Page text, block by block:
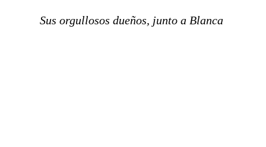
Sus orgullosos dueños, junto a Blanca